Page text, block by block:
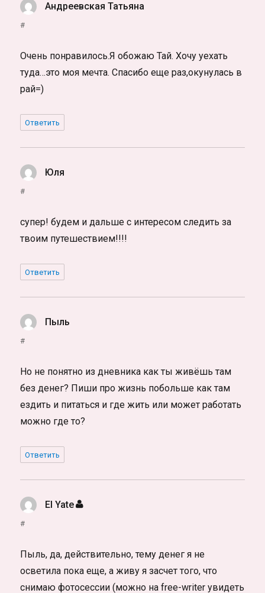
Андреевская Татьяна
#
Очень понравилось.Я обожаю Тай. Хочу уехать
туда…это моя мечта. Спасибо еще раз,окунулась в
рай=)
Ответить
Юля
#
супер! будем и дальше с интересом следить за
твоим путешествием!!!!
Ответить
Пыль
#
Но не понятно из дневника как ты живёшь там
без денег? Пиши про жизнь побольше как там
ездить и питаться и где жить или может работать
можно где то?
Ответить
El Yate :
#
Пыль, да, действительно, тему денег я не
осветила пока еще, а живу я засчет того, что
снимаю фотосессии (можно на free-writer увидеть